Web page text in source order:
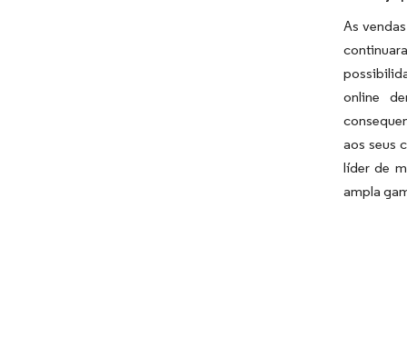
As
online
aos seus
líder de
ampla